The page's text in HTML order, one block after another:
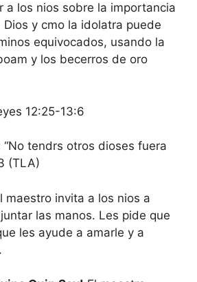
a los nios sobre la importancia
y cmo la idolatra puede
equivocados, usando la
y los becerros de oro
12:25-13:6
“No tendrs otros dioses fuera
(TLA)
maestro invita a los nios a
las manos. Les pide que
les ayude a amarle y a